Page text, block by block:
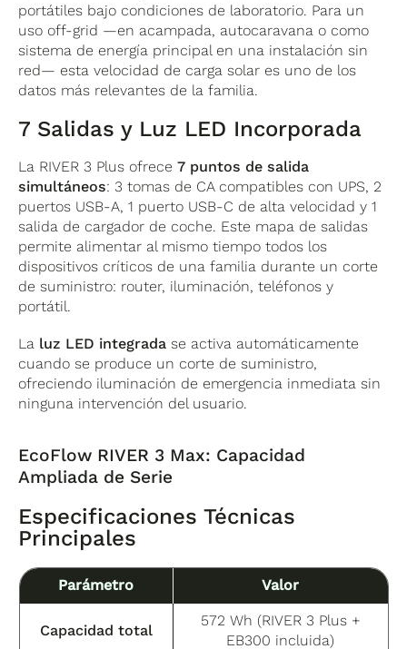
portátiles bajo condiciones de laboratorio. Para un
uso off-grid —en acampada, autocaravana o como
sistema de energía principal en una instalación sin
red— esta velocidad de carga solar es uno de los
datos más relevantes de la familia.
7 Salidas y Luz LED Incorporada
La RIVER 3 Plus ofrece7 puntos de salida
simultáneos: 3 tomas de CA compatibles con UPS, 2
puertos USB-A, 1 puerto USB-C de alta velocidad y 1
salida de cargador de coche. Este mapa de salidas
permite alimentar al mismo tiempo todos los
dispositivos críticos de una familia durante un corte
de suministro: router, iluminación, teléfonos y
portátil.
La luz LED integrada se activa automáticamente
cuando se produce un corte de suministro,
ofreciendo iluminación de emergencia inmediata sin
ninguna intervención del usuario.
EcoFlow RIVER 3 Max: Capacidad
Ampliada de Serie
Especificaciones Técnicas
Principales
Parámetro Valor
Capacidad total
572 Wh (RIVER 3 Plus +
EB300 incluida)